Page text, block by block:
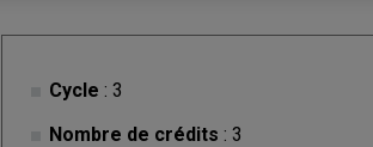
Cycle : 3
Nombre de crédits : 3